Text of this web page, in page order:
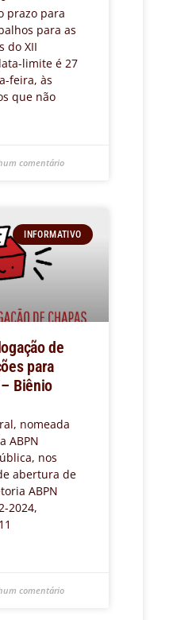
prazo para
para as
do XII
limite é 27
feira, às
que não
comentário
INFORMATIVO
de
para
Biênio
nomeada
ABPN
nos
abertura de
ABPN
2024,
comentário